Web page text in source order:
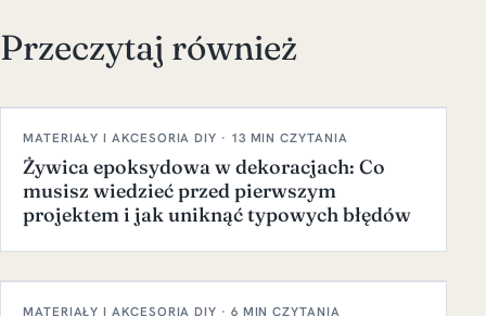
Przeczytaj również
MATERIAŁY I AKCESORIA DIY · 13 MIN CZYTANIA
Żywica epoksydowa w dekoracjach: Co
musisz wiedzieć przed pierwszym
projektem i jak uniknąć typowych błędów
MATERIAŁY I AKCESORIA DIY · 6 MIN CZYTANIA